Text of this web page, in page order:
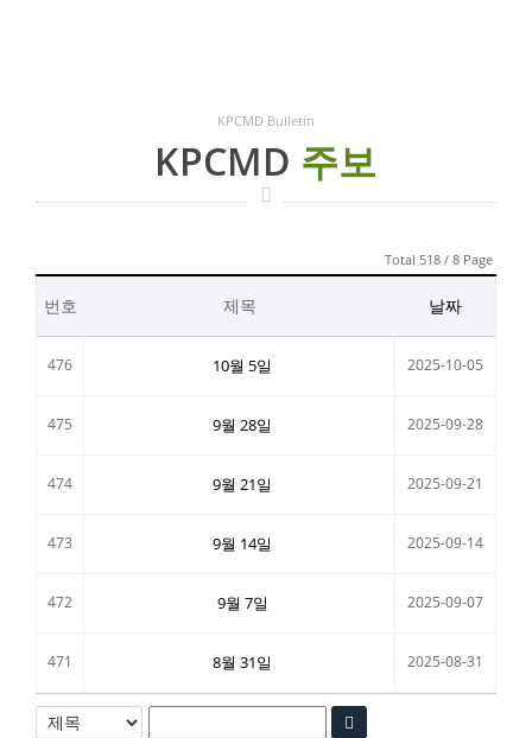
KPCMD Bulletin
KPCMD 주보
Total 518 / 8 Page
번호 제목 날짜
476 10월 5일 2025-10-05
475 9월 28일 2025-09-28
474 9월 21일 2025-09-21
473 9월 14일 2025-09-14
472 9월 7일 2025-09-07
471 8월 31일 2025-08-31